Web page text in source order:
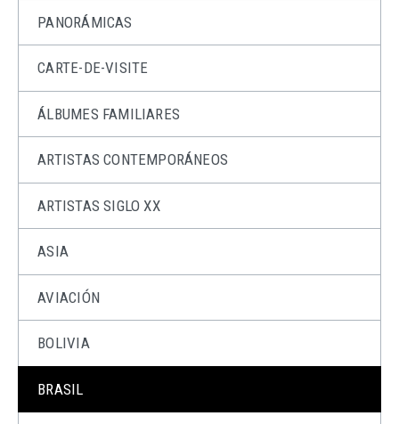
PANORÁMICAS
CARTE-DE-VISITE
ÁLBUMES FAMILIARES
ARTISTAS CONTEMPORÁNEOS
ARTISTAS SIGLO XX
ASIA
AVIACIÓN
BOLIVIA
BRASIL